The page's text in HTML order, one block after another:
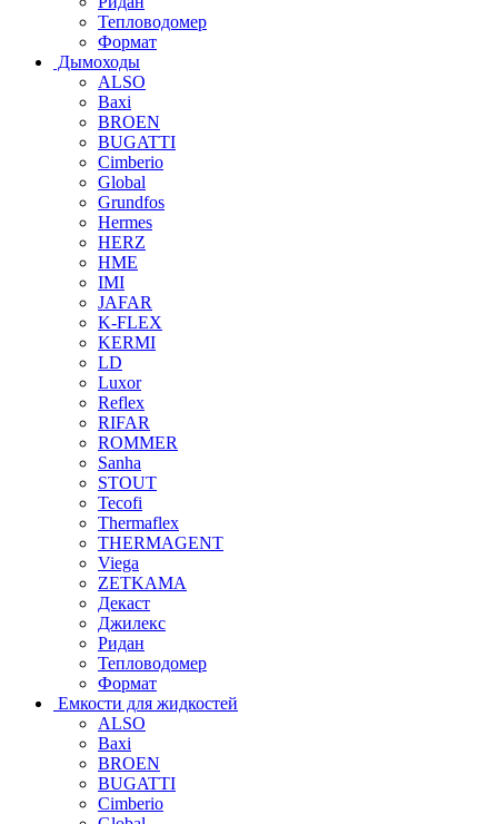
Тепловодомер
Формат
Дымоходы
ALSO
Baxi
BROEN
BUGATTI
Cimberio
Global
Grundfos
Hermes
HERZ
HME
IMI
JAFAR
K-FLEX
KERMI
LD
Luxor
Reflex
RIFAR
ROMMER
Sanha
STOUT
Tecofi
Thermaflex
THERMAGENT
Viega
ZETKAMA
Декаст
Джилекс
Ридан
Тепловодомер
Формат
Емкости для жидкостей
ALSO
Baxi
BROEN
BUGATTI
Cimberio